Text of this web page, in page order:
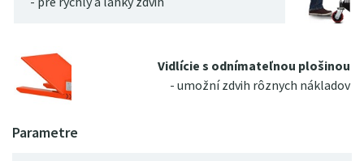
Vidlície s odnímateľnou plošinou
- umožní zdvih rôznych nákladov